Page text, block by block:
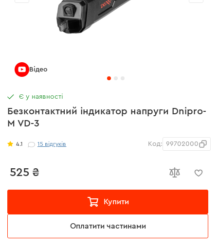
Безконтактний індикатор напруги Dnipro-
M VD-3
4.1 15 відгуків Код: 99702000
525 ₴
Купити
Оплатити частинами
Є у наявності
Відео